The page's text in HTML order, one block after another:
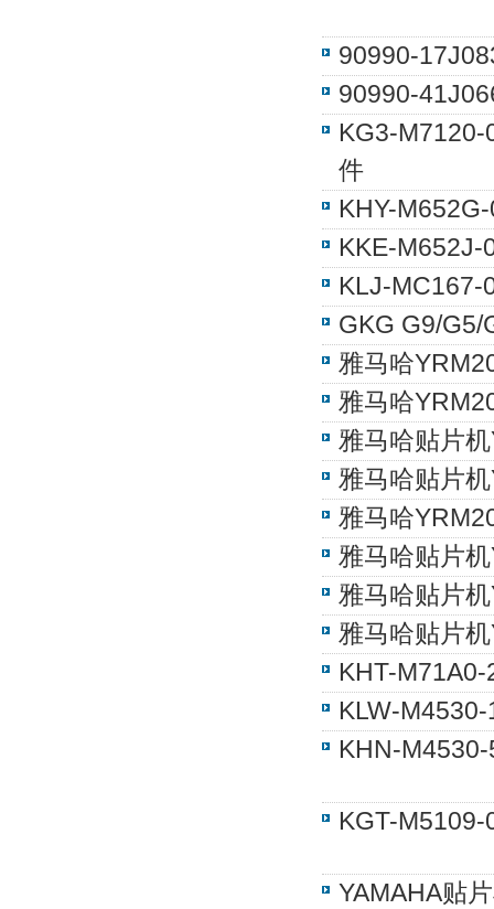
90990-
90990-
KG3-M7120-
件
KHY-
KKE-M652J-
KLJ-MC167-
GKG G9/G5/
雅马哈
雅马哈
雅马哈贴片
雅马哈贴片
雅马哈
雅马哈贴片
雅马哈贴片
雅马哈贴片
KHT-
KLW-
KHN-
KGT-
YAMAHA贴